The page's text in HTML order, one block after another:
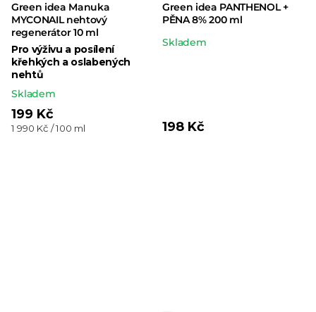
Green idea Manuka
MYCONAIL nehtový
regenerátor 10 ml
Pro výživu a posílení
křehkých a oslabených
nehtů
Skladem
199 Kč
Měrná
1 990 Kč / 100 ml
Green idea PANTHENOL +
PĚNA 8% 200 ml
Průměrné
Skladem
198 Kč